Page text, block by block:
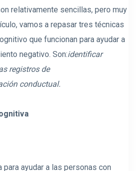
relativamente sencillas, pero muy
vamos a repasar tres técnicas
que funcionan para ayudar a
negativo. Son:identificar
registros de
conductual.
para ayudar a las personas con